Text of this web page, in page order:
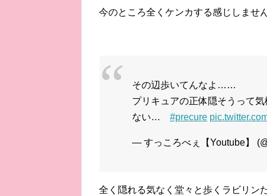
今のところ全くケンカする感じしませ
その辺歩いてんなよ……
プリキュアの正体隠そうって
ない… #precure
— すっころべぇ【Youtube】
全く隠れる気なく堂々と歩くラビリン